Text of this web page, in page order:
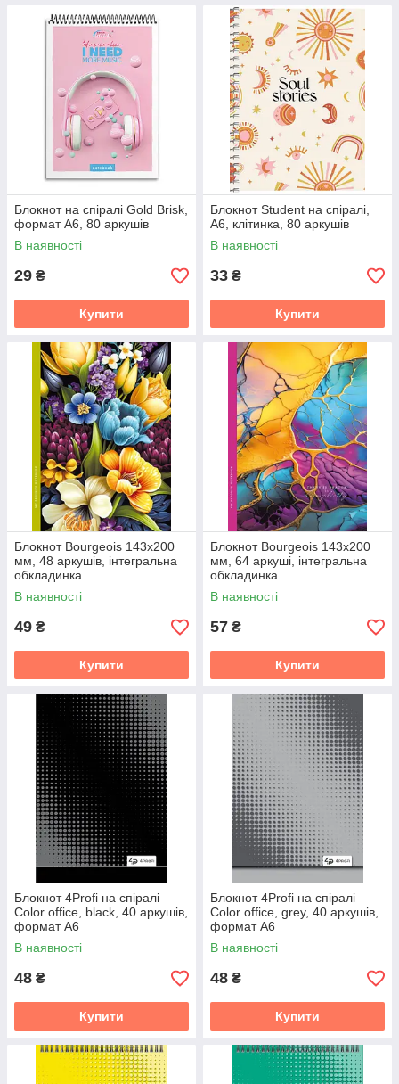
Блокнот на спіралі Gold Brisk,
формат А6, 80 аркушів
В наявності
29 ₴
Купити
Блокнот Student на спіралі,
A6, клітинка, 80 аркушів
В наявності
33 ₴
Купити
Блокнот Bourgeois 143х200
мм, 48 аркушів, інтегральна
обкладинка
В наявності
49 ₴
Купити
Блокнот Bourgeois 143х200
мм, 64 аркуші, інтегральна
обкладинка
В наявності
57 ₴
Купити
Блокнот 4Profi на спіралі
Color office, black, 40 аркушів,
формат А6
В наявності
48 ₴
Купити
Блокнот 4Profi на спіралі
Color office, grey, 40 аркушів,
формат А6
В наявності
48 ₴
Купити